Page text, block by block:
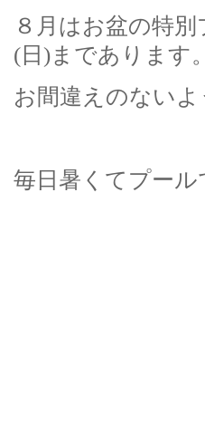
８月はお盆の特
(日)まであります。
お間違えのない
毎日暑くてプー